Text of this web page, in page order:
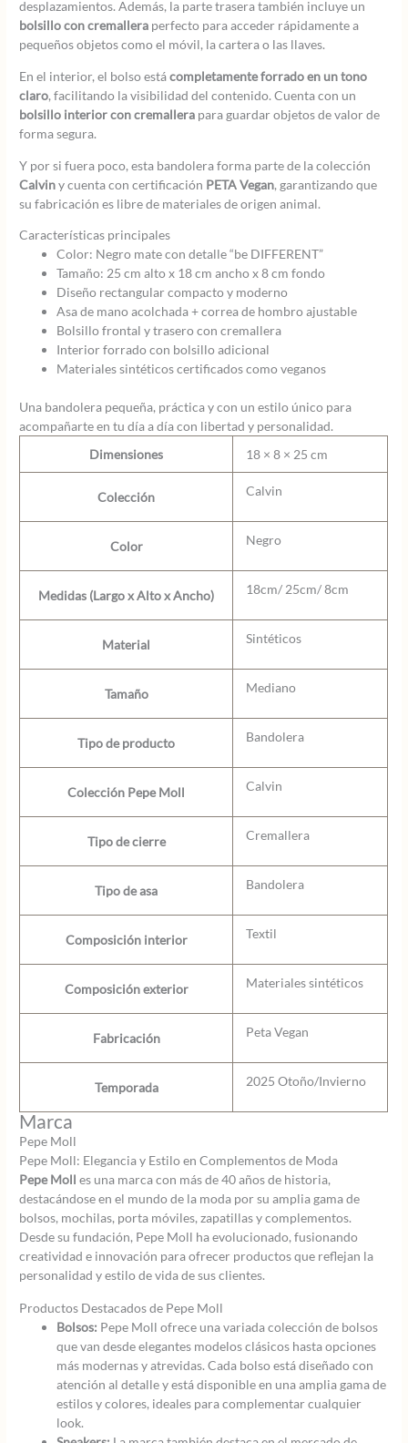
desplazamientos. Además, la parte trasera también incluye un
bolsillo con cremallera perfecto para acceder rápidamente a
pequeños objetos como el móvil, la cartera o las llaves.
En el interior, el bolso estácompletamente forrado en un tono
claro, facilitando la visibilidad del contenido. Cuenta con un
bolsillo interior con cremallera para guardar objetos de valor de
forma segura.
Y por si fuera poco, esta bandolera forma parte de la colección
Calviny cuenta con certificación PETA Vegan, garantizando que
su fabricación es libre de materiales de origen animal.
Características principales
Color: Negro mate con detalle “be DIFFERENT”
Tamaño: 25 cm alto x 18 cm ancho x 8 cm fondo
Diseño rectangular compacto y moderno
Asa de mano acolchada + correa de hombro ajustable
Bolsillo frontal y trasero con cremallera
Interior forrado con bolsillo adicional
Materiales sintéticos certificados como veganos
Una bandolera pequeña, práctica y con un estilo único para
acompañarte en tu día a día con libertad y personalidad.
Dimensiones
18 × 8 × 25 cm
Colección Calvin
Color Negro
Medidas (Largo x Alto x Ancho) 18cm/ 25cm/ 8cm
Material Sintéticos
Tamaño Mediano
Tipo de producto Bandolera
Colección Pepe Moll Calvin
Tipo de cierre Cremallera
Tipo de asa Bandolera
Composición interior Textil
Composición exterior Materiales sintéticos
Fabricación Peta Vegan
Temporada 2025 Otoño/Invierno
Marca
Pepe Moll
Pepe Moll: Elegancia y Estilo en Complementos de Moda
Pepe Moll es una marca con más de 40 años de historia,
destacándose en el mundo de la moda por su amplia gama de
bolsos, mochilas, porta móviles, zapatillas y complementos.
Desde su fundación, Pepe Moll ha evolucionado, fusionando
creatividad e innovación para ofrecer productos que reflejan la
personalidad y estilo de vida de sus clientes.
Productos Destacados de Pepe Moll
Bolsos: Pepe Moll ofrece una variada colección de bolsos
que van desde elegantes modelos clásicos hasta opciones
más modernas y atrevidas. Cada bolso está diseñado con
atención al detalle y está disponible en una amplia gama de
estilos y colores, ideales para complementar cualquier
look.